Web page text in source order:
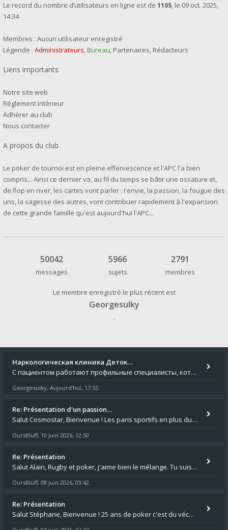
Le record du nombre d’utilisateurs en ligne est de 1105, le 09 oct. 2025,
14:34
Membres : Aucun utilisateur enregistré
Légende : Administrateurs,Bureau, Partenaires, Rédacteurs
Liens importants
Notre site web
Réglement intérieur
Adhérer au club
Nous contacter
A propos du club
Le poker de tournoi est en pleine effervescence et l'APC l'a bien
compris... Ainsi ce dernier va, au fil du temps se bâtir une ossature et,
de flop en river, les cartes vont parler : l'envie, la passion, la fougue des
uns, la sagesse des autres, vont contribuer rapidement à l'expansion
de cette grande famille qu'est aujourd'hui l'APC...
50042
messages
5966
sujets
2791
membres
Le membre enregistré le plus récent est
Georgesulky
.
Наркологическая клиника Деток…
С пациентом работают профильные специалисты, которые оценивают состояние и подбирают безопасный план помощи. Исследоват
Georgesulky, Aujourd’hui, 17:55
Re: Présentation d'un passion…
Salut Cosmostar, Bienvenue ! Les paris sportifs en plus du poker, c'est ce que je fais aussi. Surtout la NBA, je mise su
OursBluff, 10 juin 2026, 12:50
Re: Présentation
Salut Alain, Rugby et poker, j'aime bien le mélange. Tu suis le rugby du coin ? Moi j'essaie d'aller voir des matchs de
OursBluff, 08 juin 2026, 09:42
Re: Présentation
Salut Stéphane, Bienvenue ! 25 ans de poker c'est du vécu quand même. Moi je suis relativementnouveau (2018) mais j'ai a